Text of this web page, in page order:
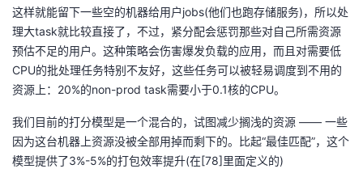
这样就能留下一些空的机器给用户jobs(他们也跑存储服务)，所以处
理大task就比较直接了，不过，紧分配会惩罚那些对自己所需资源
预估不足的用户。这种策略会伤害爆发负载的应用，而且对需要低
CPU的批处理任务特别不友好，这些任务可以被轻易调度到不用的
资源上：20%的non-prod task需要小于0.1核的CPU。
我们目前的打分模型是一个混合的，试图减少搁浅的资源 —— 一些
因为这台机器上资源没被全部用掉而剩下的。比起“最佳匹配”，这个
模型提供了3%-5%的打包效率提升(在[78]里面定义的)